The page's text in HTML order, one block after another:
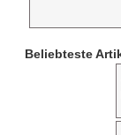
Beliebteste